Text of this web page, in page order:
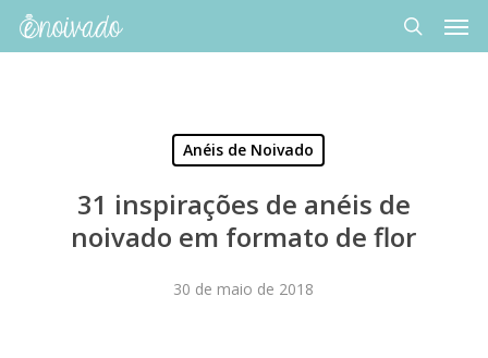
Skip
search
Anéis de Noivado
31 inspirações de anéis de
noivado em formato de flor
30 de maio de 2018